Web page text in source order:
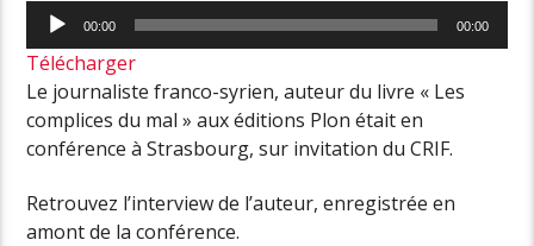
Lecteur
audio
00:00 00:00
Télécharger
Le journaliste franco-syrien, auteur du livre « Les
complices du mal » aux éditions Plon était en
conférence à Strasbourg, sur invitation du CRIF.
Retrouvez l’interview de l’auteur, enregistrée en
amont de la conférence.